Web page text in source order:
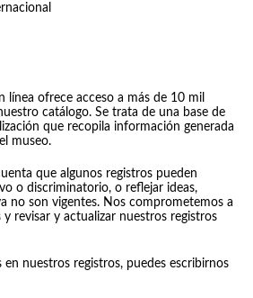
línea ofrece acceso a más de 10 mil
catálogo. Se trata de una base de
que recopila información generada
museo.
que algunos registros pueden
o discriminatorio, o reflejar ideas,
no son vigentes. Nos comprometemos a
revisar y actualizar nuestros registros
en nuestros registros, puedes escribirnos